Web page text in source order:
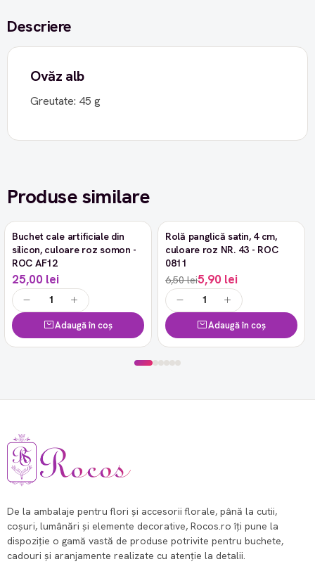
Descriere
Ovăz alb
Greutate: 45 g
Produse similare
Buchet cale artificiale din
silicon, culoare roz somon -
ROC AF12
25,00 lei
Adaugă în coș
-9%
Rolă panglică satin, 4 cm,
culoare roz NR. 43 - ROC
0811
6,50 lei5,90 lei
Adaugă în coș
De la ambalaje pentru flori și accesorii florale, până la cutii,
coșuri, lumânări și elemente decorative, Rocos.ro îți pune la
dispoziție o gamă vastă de produse potrivite pentru buchete,
cadouri și aranjamente realizate cu atenție la detalii.